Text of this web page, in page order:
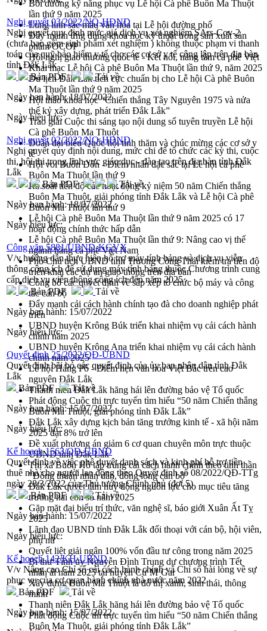
Bồi dưỡng kỹ năng phục vụ Lễ hội Cà phê Buôn Ma Thuột
lần thứ 9 năm 2025
Lung linh sắc màu văn hóa tại Lễ hội đường phố
Đẩy mạnh ứng dụng khoa học kỹ thuật trong sản xuất sản
phẩm OCOP
Hội nghị giao thương quốc tế - Kết nối, nâng tầm cà phê Việt
Khai mạc Lễ hội Cà phê Buôn Ma Thuột lần thứ 9, năm 2025
Du lịch Đắk Lắk tích cực chuẩn bị cho Lễ hội Cà phê Buôn
Ma Thuột lần thứ 9 năm 2025
Hội thảo khoa học “Chiến thắng Tây Nguyên 1975 và nửa
thế kỷ xây dựng, phát triển Đắk Lắk”
Trao giải Cuộc thi sáng tạo nội dung số tuyên truyền Lễ hội
Cà phê Buôn Ma Thuột
Đoàn đại biểu Quốc hội tỉnh thăm và chúc mừng các cơ sở y
tế
Hội voi Buôn Đôn - Điểm nhấn đặc sắc tại Lễ hội cà phê
Buôn Ma Thuột lần thứ 9
Rà soát tiến độ các hoạt động kỷ niệm 50 năm Chiến thắng
Buôn Ma Thuột, giải phóng tỉnh Đắk Lắk và Lễ hội Cà phê
Buôn Ma Thuột lần thứ 9
Lễ hội Cà phê Buôn Ma Thuột lần thứ 9 năm 2025 có 17
hoạt động chính thức hấp dẫn
Lễ hội Cà phê Buôn Ma Thuột lần thứ 9: Nâng cao vị thế
ngành hàng cà phê Việt Nam
Phó Chủ tịch UBND tỉnh Trương Công Thái kiểm tra tiến độ
triển khai các dự án giao thông trên địa bàn
Công bố các quyết định về sắp xếp tổ chức bộ máy và công
tác cán bộ
Đẩy mạnh cải cách hành chính tạo đà cho doanh nghiệp phát
triển
UBND huyện Krông Búk triển khai nhiệm vụ cải cách hành
chính năm 2025
UBND huyện Krông Ana triển khai nhiệm vụ cải cách hành
chính năm 2025
Lễ hội Hảng Pồ - Điểm hẹn văn hóa Việt Bắc trên cao
nguyên Đắk Lắk
Thanh niên Đắk Lắk hăng hái lên đường bảo vệ Tổ quốc
Phát động Cuộc thi trực tuyến tìm hiểu “50 năm Chiến thắng
Buôn Ma Thuột, giải phóng tỉnh Đắk Lắk”
Đắk Lắk xây dựng kịch bản tăng trưởng kinh tế - xã hội năm
2025 đạt 8% trở lên
Đề xuất phương án giảm 6 cơ quan chuyên môn trực thuộc
UBND tỉnh Đắk Lắk
Thị xã Buôn Hồ tập trung cải cách hành chính theo tinh thần
"Đồng thuận nhân dân, đồng lòng cán bộ"
Đắk Lắk quyết tâm huy động nguồn lực cho mục tiêu tăng
trưởng hai con số năm 2025
Gặp mặt đại biểu trí thức, văn nghệ sĩ, báo giới Xuân Ất Tỵ
2025
Lãnh đạo UBND tỉnh Đắk Lắk đối thoại với cán bộ, hội viên,
phụ nữ
Quyết liệt giải ngân 100% vốn đầu tư công trong năm 2025
Bí thư Tỉnh ủy Nguyễn Đình Trung dự chương trình Tết
nhân ái năm 2025 tại huyện Cư M’Gar
Xây dựng Buôn Ma Thuột là đô thị xanh, sinh thái, thông
minh
Thanh niên Đắk Lắk hăng hái lên đường bảo vệ Tổ quốc
Phát động Cuộc thi trực tuyến tìm hiểu “50 năm Chiến thắng
Buôn Ma Thuột, giải phóng tỉnh Đắk Lắk”
Nghị quyết 03/2022/NQ-HĐND
Nghị quyết quy định mức giá dịch vụ xét nghiệm SArs-Cov-2
(chưa bao gồm sinh phẩm xét nghiệm ) không thuộc phạm vi thanh
toán của quỹ bảo hiểm y tế cho các cơ sở y tế công lập trên địa bàn
tỉnh Đắk Lắk
Bản PDF
Tải về
Ngày ban hành:18/07/2022
Ngày hiệu lực:
Nghị quyết 02/2022/NQ-HĐND
Nghị quyết quy định nội dung, mức chi để tổ chức các kỳ thi, cuộc
thi, hội thi trong lĩnh vực giáo dục - đào tạo trên địa bàn tỉnh Đắk
Lắk
Bản PDF
Tải về
Ngày ban hành:18/07/2022
Ngày hiệu lực:
Công văn 5881/UBND-KGVX
V/v hướng dẫn thực hiện hỗ trợ máy tính bảng và dịch vụ viễn
thông công ích để sử dụng máy tính bảng thuộc Chương trình cung
cấp dịch vụ viễn thông công ích đến năm 2025
Bản PDF
Tải về
Ngày ban hành: 15/07/2022
Ngày hiệu lực:
Quyết định 25/2022/QĐ-UBND
Quyết định bãi bỏ các quyết định của ủy ban nhân dân tỉnh Đắk
Lắk
Bản PDF
Tải về
Ngày ban hành:15/07/2022
Ngày hiệu lực:
Kế hoạch 1563/QĐ-UBND
Quyết định về việc phê duyệt danh sách và kinh phí hỗ trợ tiền
thuê nhà cho người lao động theo Quyết định số 08/2022/QĐ-TTg
ngày 28/3/2022 của Thủ tướng Chính phủ (đợt 5)
Bản PDF
Tải về
Ngày ban hành: 15/07/2022
Ngày hiệu lực:
Kế hoạch 142/KH-UBND
V/v Nâng cao Chỉ số cải cách hành chính và Chỉ số hài lòng về sự
phục vụ của cơ quan hành chính nhà nước năm 2022
Bản PDF
Tải về
Ngày ban hành: 15/07/2022